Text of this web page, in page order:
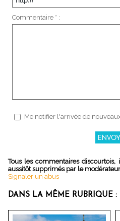
Commentaire * :
Me notifier l'arrivée de
Tous les commentaires
aussitôt supprimés par le
Signaler un abus
DANS LA MÊME RUBRIQUE :